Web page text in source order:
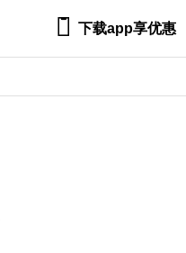
 下载app享优惠